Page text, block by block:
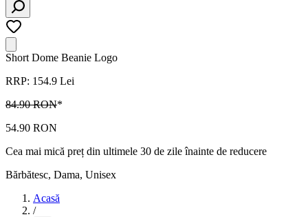
Short Dome Beanie Logo
RRP: 154.9 Lei
84.90 RON*
54.90 RON
Cea mai mică preț din ultimele 30 de zile înainte de reducere
Bărbătesc, Dama, Unisex
Acasă
/